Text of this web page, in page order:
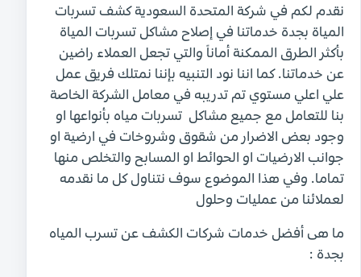
نقدم لكم في شركة المتحدة السعودية كشف تسربات
المياة بجدة خدماتنا في إصلاح مشاكل تسربات المياة
بأكثر الطرق الممكنة أماناً والتي تجعل العملاء راضين
عن خدماتنا. كما اننا نود التنبيه بإننا نمتلك فريق عمل
علي اعلي مستوي تم تدريبه في معامل الشركة الخاصة
بنا للتعامل مع جميع مشاكل تسربات مياه بأنواعها او
وجود بعض الاضرار من شقوق وشروخات في ارضية او
جوانب الارضيات او الحوائط او المسابح والتخلص منها
تماما. وفي هذا الموضوع سوف نتناول كل ما نقدمه
لعملائنا من عمليات وحلول
ما هى أفضل خدمات شركات الكشف عن تسرب المياه
بجدة :